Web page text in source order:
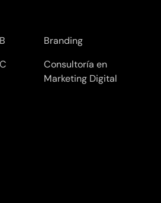
Branding
Consultoría en
Marketing Digital